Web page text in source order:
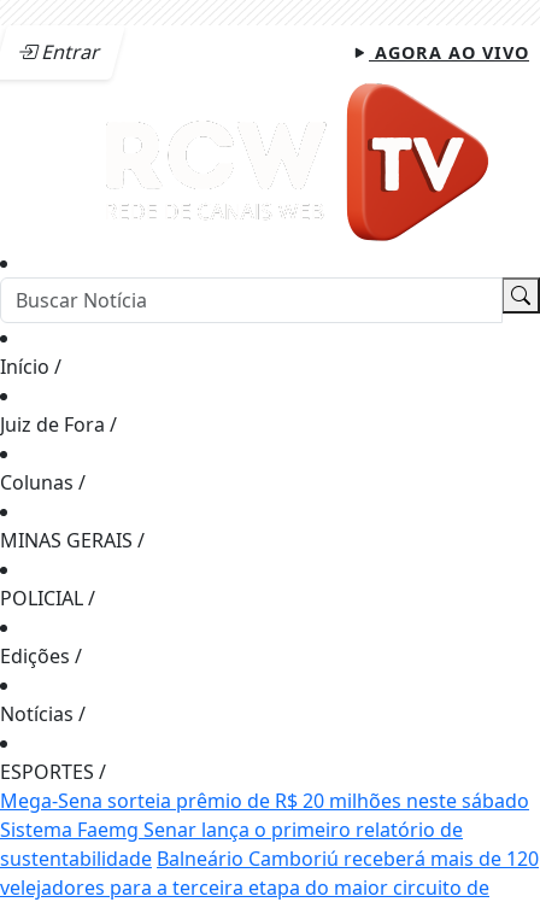
Entrar AGORA AO VIVO
Início /
Juiz de Fora /
Colunas /
MINAS GERAIS /
POLICIAL/
Edições /
Notícias /
ESPORTES /
Mega-Sena sorteia prêmio de R$ 20 milhões neste sábado
Sistema Faemg Senar lança o primeiro relatório de
sustentabilidade Balneário Camboriú receberá mais de 120
velejadores para a terceira etapa do maior circuito de